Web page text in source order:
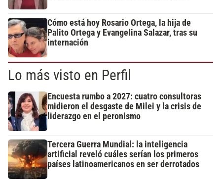
Cómo está hoy Rosario Ortega, la hija de
Palito Ortega y Evangelina Salazar, tras su
internación
Lo más visto en Perfil
Encuesta rumbo a 2027: cuatro consultoras
midieron el desgaste de Milei y la crisis de
liderazgo en el peronismo
Tercera Guerra Mundial: la inteligencia
artificial reveló cuáles serían los primeros
países latinoamericanos en ser derrotados